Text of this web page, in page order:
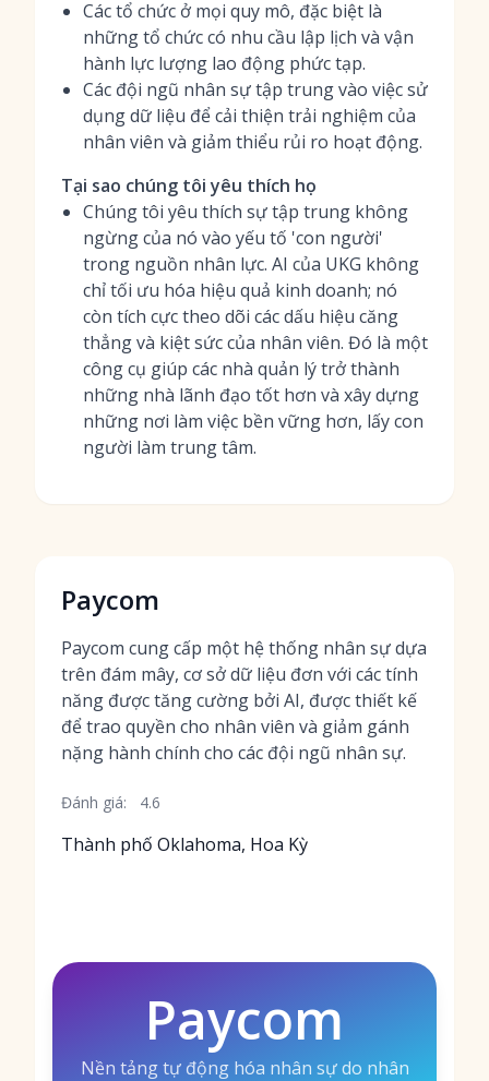
Các tổ chức ở mọi quy mô, đặc biệt là
những tổ chức có nhu cầu lập lịch và vận
hành lực lượng lao động phức tạp.
Các đội ngũ nhân sự tập trung vào việc sử
dụng dữ liệu để cải thiện trải nghiệm của
nhân viên và giảm thiểu rủi ro hoạt động.
Tại sao chúng tôi yêu thích họ
Chúng tôi yêu thích sự tập trung không
ngừng của nó vào yếu tố 'con người'
trong nguồn nhân lực. AI của UKG không
chỉ tối ưu hóa hiệu quả kinh doanh; nó
còn tích cực theo dõi các dấu hiệu căng
thẳng và kiệt sức của nhân viên. Đó là một
công cụ giúp các nhà quản lý trở thành
những nhà lãnh đạo tốt hơn và xây dựng
những nơi làm việc bền vững hơn, lấy con
người làm trung tâm.
Paycom
Paycom cung cấp một hệ thống nhân sự dựa
trên đám mây, cơ sở dữ liệu đơn với các tính
năng được tăng cường bởi AI, được thiết kế
để trao quyền cho nhân viên và giảm gánh
nặng hành chính cho các đội ngũ nhân sự.
Đánh giá: 4.6
Thành phố Oklahoma, Hoa Kỳ
Paycom
Nền tảng tự động hóa nhân sự do nhân